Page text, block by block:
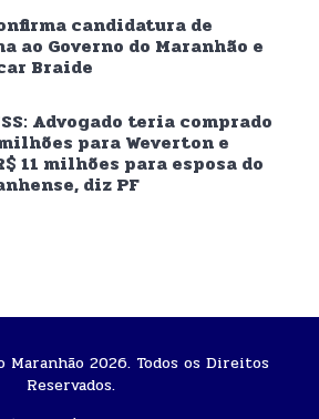
candidatura de
ao Governo do Maranhão e
Braide
Advogado teria comprado
para Weverton e
11 milhões para esposa do
diz PF
Maranhão 2026. Todos os Direitos
Reservados.